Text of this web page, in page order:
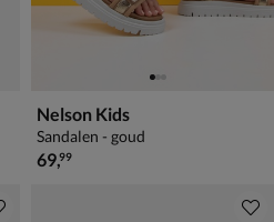
Nelson Kids
Sandalen - goud
€ 69,99
69,99